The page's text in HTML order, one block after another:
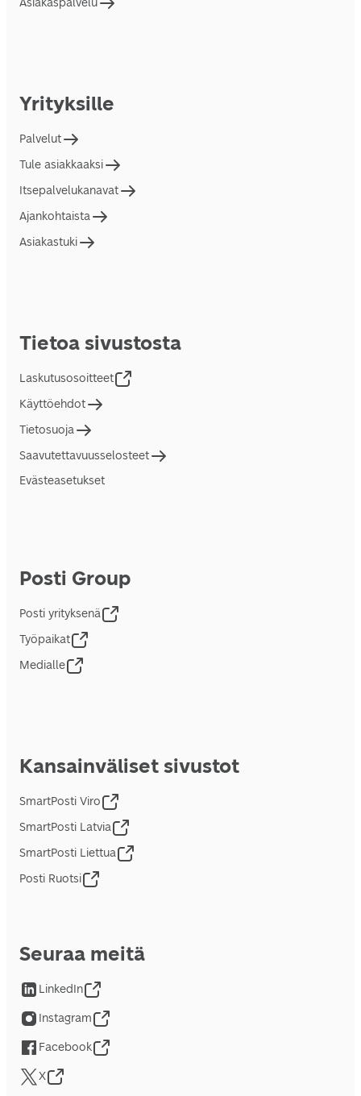
Asiakaspalvelu
Yrityksille
Palvelut
Tule asiakkaaksi
Itsepalvelukanavat
Ajankohtaista
Asiakastuki
Tietoa sivustosta
Laskutusosoitteet
Käyttöehdot
Tietosuoja
Saavutettavuusselosteet
Evästeasetukset
Posti Group
Posti yrityksenä
Työpaikat
Medialle
Kansainväliset sivustot
SmartPosti Viro
SmartPosti Latvia
SmartPosti Liettua
Posti Ruotsi
Seuraa meitä
LinkedIn
Instagram
Facebook
X